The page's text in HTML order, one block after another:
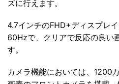
ズに行えます。
4.7インチのFHD+ディスプレ
60Hzで、クリアで反応の良い
す。
カメラ機能においては、1200